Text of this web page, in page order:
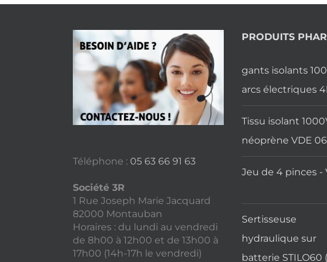
Téléphone : 05 63 66 91 63
Société 3R
1 Rue Joseph Marie Jacquard
82000 Montauban
Horaires : du lundi au vendredi
de 8h00 à 12h00 et de 13h00 à
17h00 (14h-17h le vendredi)
PRODUITS
gants isolants
arcs électriques
Tissu isolant
néoprène VDE
Jeu de 4 pinces -
Sertisseuse
hydraulique sur
batterie STILO60